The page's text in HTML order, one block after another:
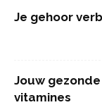
Je gehoor
Jouw
vitamines